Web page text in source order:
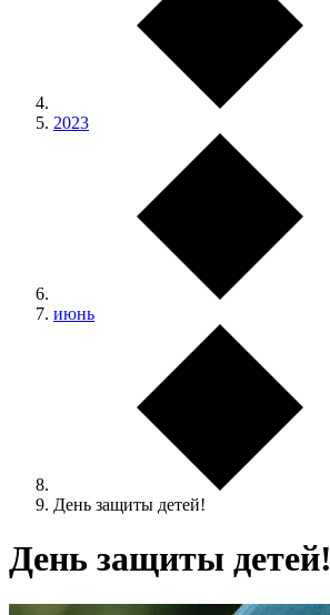
2023
июнь
День защиты детей!
День защиты детей!